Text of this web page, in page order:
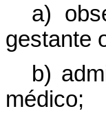
a)
gestante
b)
médico;